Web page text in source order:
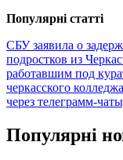
Популярнi статтi
СБУ заявила о
подростков из
работавшим под
черкасского колледжа
через телеграмм-
Популярнi